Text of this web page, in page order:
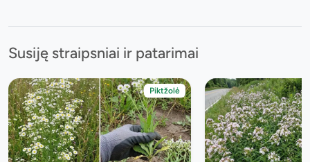
Susiję straipsniai ir patarimai
Piktžolė